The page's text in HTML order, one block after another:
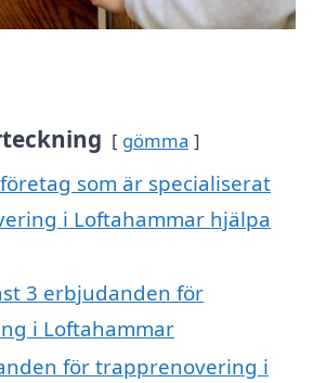
gömma
som är specialiserat
i Loftahammar hjälpa
3 erbjudanden för
i Loftahammar
för trapprenovering i